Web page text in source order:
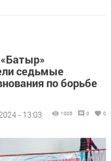
седьмые
по борьбе
- 13:03 1005 0 0